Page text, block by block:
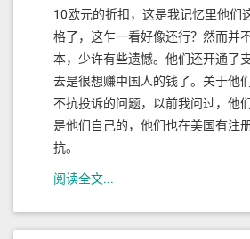
10欧元的折扣，这是我记忆里他们
格了，这乍一看好像还行？然而并
本，少许有些遗憾。他们还开通了
去是很想赚中国人的钱了。关于他
不抗投诉的问题，以前我问过，他
是他们自己的，他们也在美国有注
抗。
阅读全文...